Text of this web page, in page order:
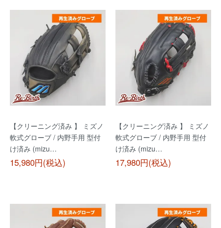
【クリーニング済み 】 ミズノ
軟式グローブ / 内野手用 型付
け済み (mizu…
15,980円(税込)
【クリーニング済み 】 ミズノ
軟式グローブ / 内野手用 型付
け済み (mizu…
17,980円(税込)